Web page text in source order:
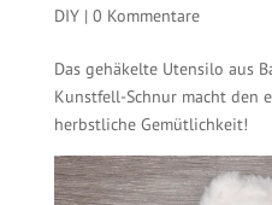
DIY| 0 Kommentare
Das gehäkelte Utensilo aus
Kunstfell-Schnur macht den
herbstliche Gemütlichkeit!